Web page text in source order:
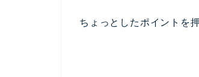
ちょっとしたポイントを